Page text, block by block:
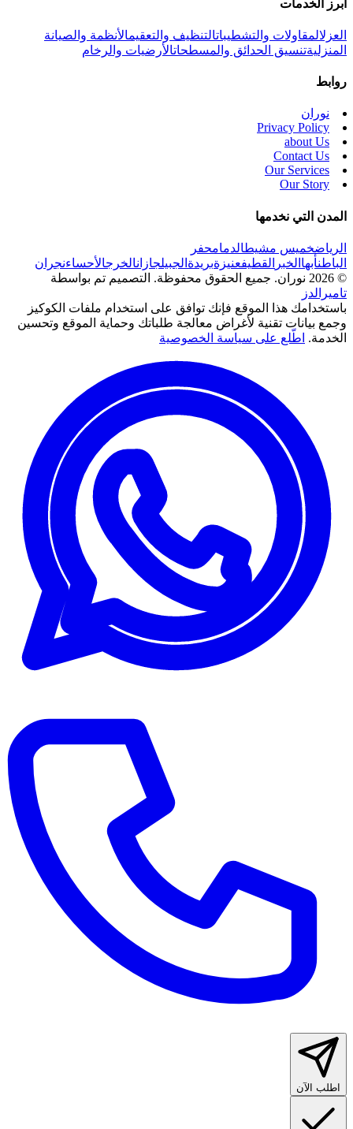
أبرز الخدمات
العزلالمقاولات والتشطيباتالتنظيف والتعقيمالأنظمة والصيانة
المنزليةتنسيق الحدائق والمسطحاتالأرضيات والرخام
روابط
نوران
Privacy Policy
about Us
Contact Us
Our Services
Our Story
المدن التي نخدمها
الرياضخميس مشيطالدمامحفر
الباطنأبها الخبر القطيفعنيزةبريدة الجبيلجازانالخرجالأحساءنجران
© 2026 نوران. جميع الحقوق محفوظة.
التصميم تم بواسطة
تاميرالدز
باستخدامك هذا الموقع فإنك توافق على استخدام ملفات الكوكيز
وجمع بيانات تقنية لأغراض معالجة طلباتك وحماية الموقع وتحسين
الخدمة. اطّلع على سياسة الخصوصية
اطلب الآن